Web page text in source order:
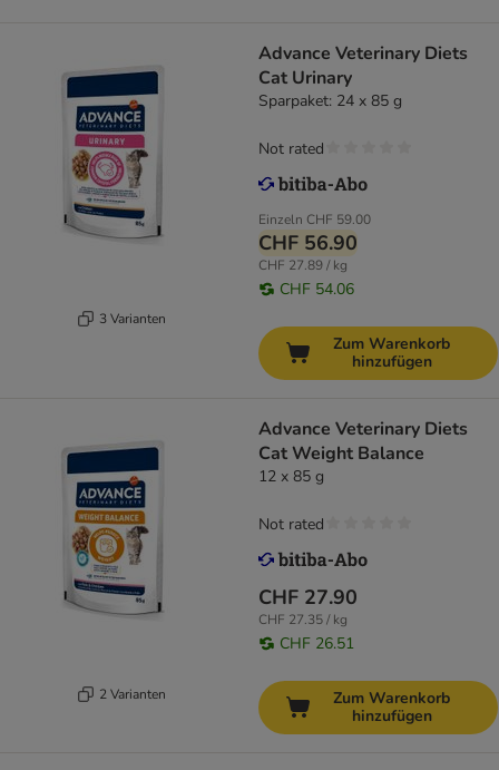
3 Varianten
Advance Veterinary Diets
Cat Urinary
Sparpaket: 24 x 85 g
Einzeln CHF 59.00
CHF 56.90
CHF 27.89 / kg
CHF 54.06
Not rated
Zum Warenkorb
hinzufügen
2 Varianten
Advance Veterinary Diets
Cat Weight Balance
12 x 85 g
CHF 27.90
CHF 27.35 / kg
CHF 26.51
Not rated
Zum Warenkorb
hinzufügen